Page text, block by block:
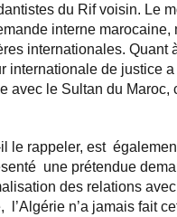
du Rif voisin. Le
interne marocaine,
internationales. Quant
internationale de justice
avec le Sultan du
le rappeler, est
une prétendue
des relations
l’Algérie n’a jamais fait